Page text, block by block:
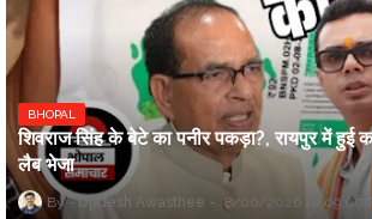
BHOPAL
शिवराज सिंह के बेटे का पनीर पकड़ा?, रायपुर में हुई
लैब भेजा
Updesh Awasthee 8/06/2026 10:09:00